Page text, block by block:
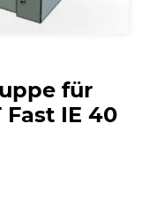
für
IE 40